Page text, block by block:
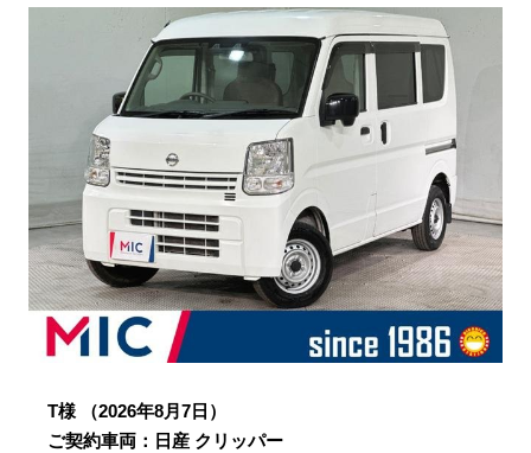
T様
（2026年8月7日）
ご契約車両：日産 クリッパー